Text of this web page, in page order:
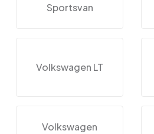
Sportsvan
Volkswagen LT
Volkswagen